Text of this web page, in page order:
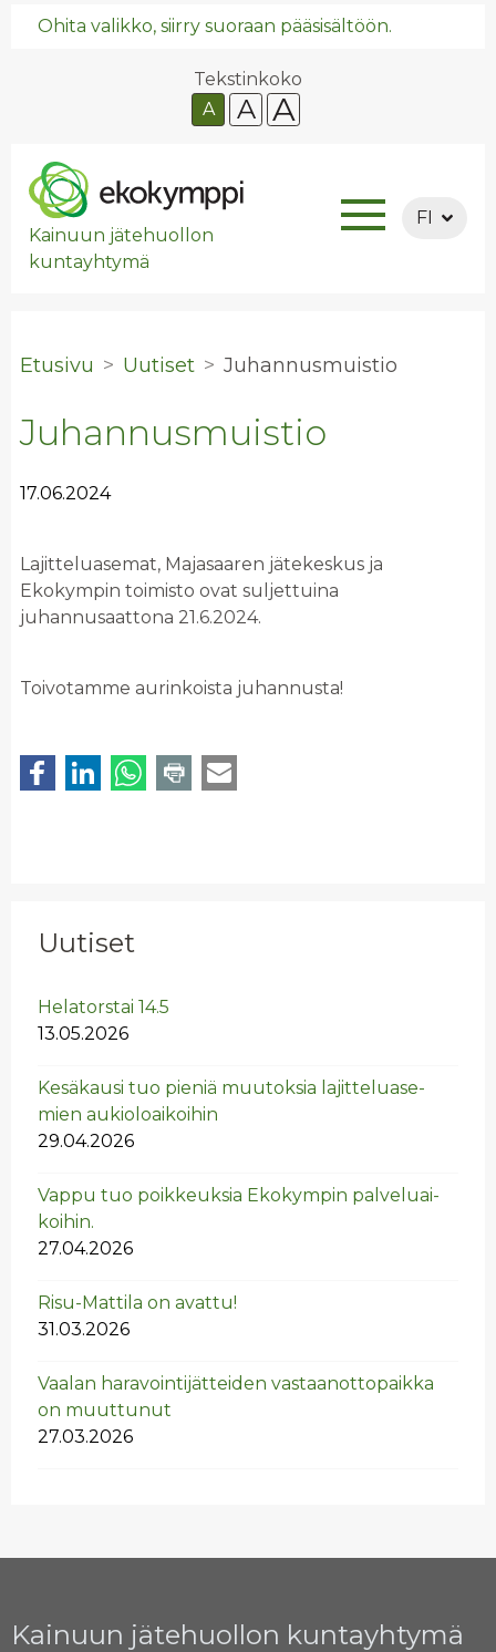
Ohita valikko, siirry suoraan pääsisältöön.
Tekstinkoko
A
A A
Kainuun jätehuollon
kuntayhtymä
FI
Uutiset
He­la­tors­tai 14.5
13.05.2026
Ke­sä­kausi tuo pie­niä muu­tok­sia la­jit­te­lua­se­
mien au­kio­loai­koi­hin
29.04.2026
Vappu tuo poik­keuk­sia Eko­kym­pin pal­ve­luai­
koi­hin.
27.04.2026
Risu-Mat­ti­la on avat­tu!
31.03.2026
Vaa­lan ha­ra­voin­ti­jät­tei­den vas­taan­ot­to­paik­ka
on muut­tu­nut
27.03.2026
Etusivu Uutiset Ju­han­nus­muis­tio
Juhannusmuistio
17.06.2024
Lajitteluasemat, Majasaaren jätekeskus ja
Ekokympin toimisto ovat suljettuina
juhannusaattona 21.6.2024.
Toivotamme aurinkoista juhannusta!
Kainuun jätehuollon kuntayhtymä